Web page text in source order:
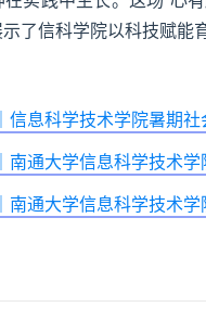
了信科学院以科技赋能
信息科学技术学院暑期社
南通大学信息科学技术
南通大学信息科学技术